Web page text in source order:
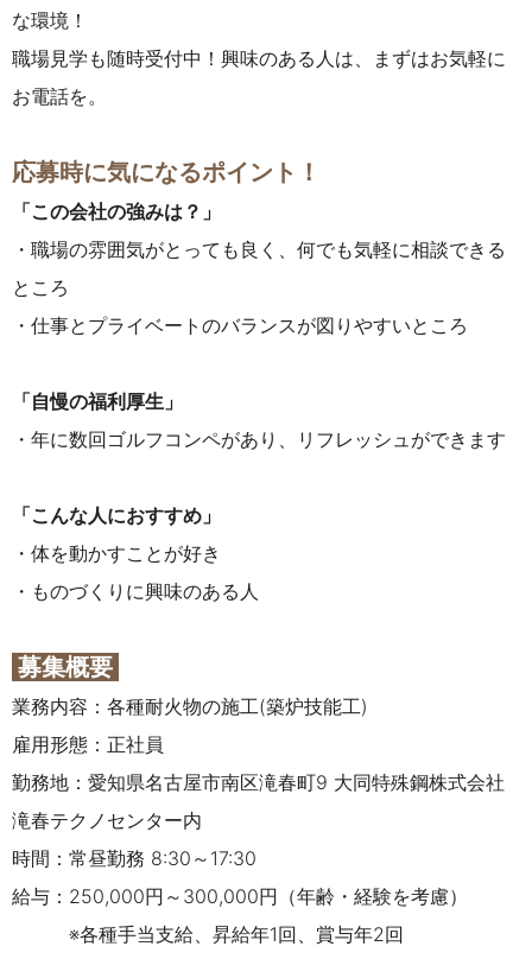
な環境！
職場見学も随時受付中！興味のある人は、まずはお気軽に
お電話を。
応募時に気になるポイント！
「この会社の強みは？」
・職場の雰囲気がとっても良く、何でも気軽に相談できる
ところ
・仕事とプライベートのバランスが図りやすいところ
「自慢の福利厚生」
・年に数回ゴルフコンペがあり、リフレッシュができます
「こんな人におすすめ」
・体を動かすことが好き
・ものづくりに興味のある人
募集概要
業務内容：各種耐火物の施工(築炉技能工)
雇用形態：正社員
勤務地： 愛知県名古屋市南区滝春町9 大同特殊鋼株式会社
滝春テクノセンター内
時間：常昼勤務 8:30～17:30
給与：250,000円～300,000円（年齢・経験を考慮）
※各種手当支給、昇給年1回、賞与年2回